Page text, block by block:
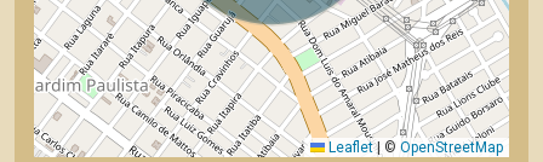
Leaflet | © OpenStreetMap